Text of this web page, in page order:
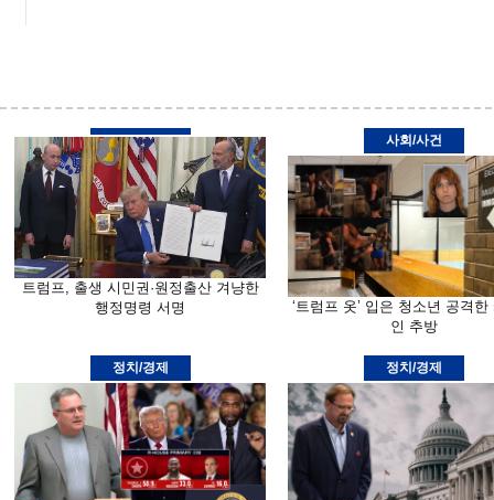
트럼프, 출생 시민권·원정출산 겨냥한
행정명령 서명
사회/사건
‘트럼프 옷’ 입은 청소년 공격한
인 추방
정치/경제 정치/경제